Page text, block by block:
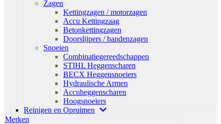
Zagen
Kettingzagen / motorzagen
Accu Kettingzaag
Betonkettingzagen
Doorslijpers / bandenzagen
Snoeien
Combinatiegereedschappen
STIHL Heggenscharen
BECX Heggensnoeiers
Hydraulische Armen
Accuheggenscharen
Hoogsnoeiers
Reinigen en Opruimen
Merken